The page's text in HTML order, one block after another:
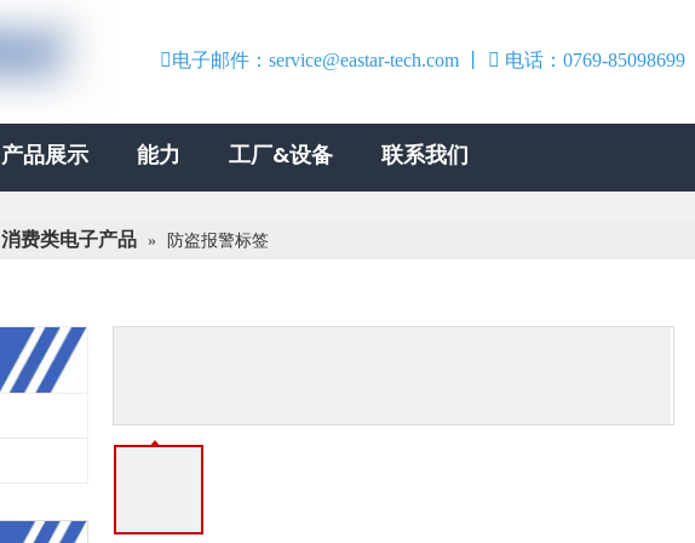
电子邮件： service@eastar-tech.com  电话：0769-85098699
产品展示 能力 工厂&设备 联系我们
消费类电子产品 » 防盗报警标签